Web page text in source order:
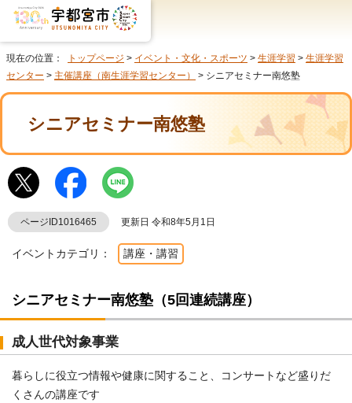
現在の位置： トップページ > イベント・文化・スポーツ > 生涯学習 > 生涯学習
センター > 主催講座（南生涯学習センター） > シニアセミナー南悠塾
シニアセミナー南悠塾
ページID1016465 更新日 令和8年5月1日
イベントカテゴリ： 講座・講習
シニアセミナー南悠塾（5回連続講座）
成人世代対象事業
暮らしに役立つ情報や健康に関すること、コンサートなど盛りだ
くさんの講座です